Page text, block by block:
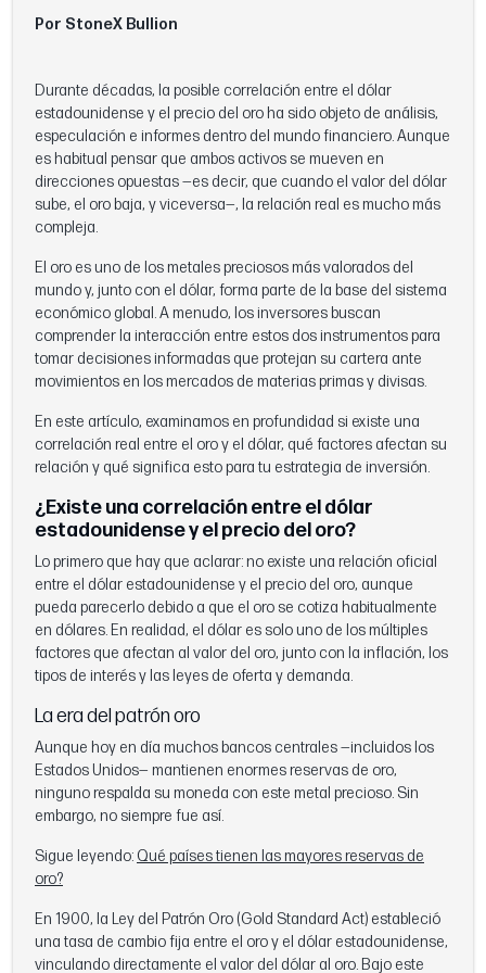
Por StoneX Bullion
Durante décadas, la posible correlación entre el dólar
estadounidense y el precio del oro ha sido objeto de análisis,
especulación e informes dentro del mundo financiero. Aunque
es habitual pensar que ambos activos se mueven en
direcciones opuestas —es decir, que cuando el valor del dólar
sube, el oro baja, y viceversa—, la relación real es mucho más
compleja.
El oro es uno de los metales preciosos más valorados del
mundo y, junto con el dólar, forma parte de la base del sistema
económico global. A menudo, los inversores buscan
comprender la interacción entre estos dos instrumentos para
tomar decisiones informadas que protejan su cartera ante
movimientos en los mercados de materias primas y divisas.
En este artículo, examinamos en profundidad si existe una
correlación real entre el oro y el dólar, qué factores afectan su
relación y qué significa esto para tu estrategia de inversión.
¿Existe una correlación entre el dólar
estadounidense y el precio del oro?
Lo primero que hay que aclarar: no existe una relación oficial
entre el dólar estadounidense y el precio del oro, aunque
pueda parecerlo debido a que el oro se cotiza habitualmente
en dólares. En realidad, el dólar es solo uno de los múltiples
factores que afectan al valor del oro, junto con la inflación, los
tipos de interés y las leyes de oferta y demanda.
La era del patrón oro
Aunque hoy en día muchos bancos centrales —incluidos los
Estados Unidos— mantienen enormes reservas de oro,
ninguno respalda su moneda con este metal precioso. Sin
embargo, no siempre fue así.
Sigue leyendo: Qué países tienen las mayores reservas de
oro?
En 1900, la Ley del Patrón Oro (Gold Standard Act) estableció
una tasa de cambio fija entre el oro y el dólar estadounidense,
vinculando directamente el valor del dólar al oro. Bajo este